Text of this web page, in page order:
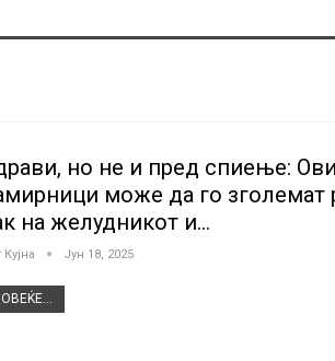
но не и пред спиење:
може да го зголемат
на желудникот и…
Кујна Јун 18, 2025